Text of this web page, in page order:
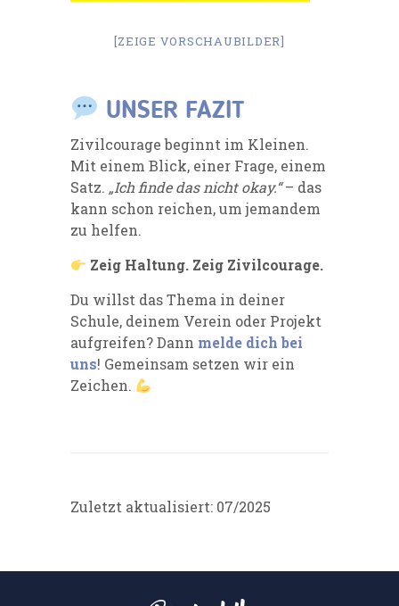
[ZEIGE VORSCHAUBILDER]
UNSER FAZIT
Zivilcourage beginnt im Kleinen.
Mit einem Blick, einer Frage, einem
Satz. „Ich finde das nicht okay.“– das
kann schon reichen, um jemandem
zu helfen.
Zeig Haltung. Zeig Zivilcourage.
Du willst das Thema in deiner
Schule, deinem Verein oder Projekt
aufgreifen? Dann melde dich bei
uns! Gemeinsam setzen wir ein
Zeichen.
Zuletzt aktualisiert: 07/2025